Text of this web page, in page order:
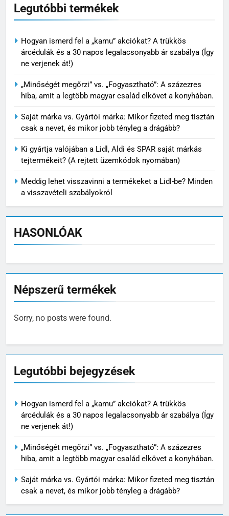
Legutóbbi termékek
Hogyan ismerd fel a „kamu” akciókat? A trükkös
árcédulák és a 30 napos legalacsonyabb ár szabálya (Így
ne verjenek át!)
„Minőségét megőrzi” vs. „Fogyasztható”: A százezres
hiba, amit a legtöbb magyar család elkövet a konyhában.
Saját márka vs. Gyártói márka: Mikor fizeted meg tisztán
csak a nevet, és mikor jobb tényleg a drágább?
Ki gyártja valójában a Lidl, Aldi és SPAR saját márkás
tejtermékeit? (A rejtett üzemkódok nyomában)
Meddig lehet visszavinni a termékeket a Lidl-be? Minden
a visszavételi szabályokról
HASONLÓAK
Népszerű termékek
Sorry, no posts were found.
Legutóbbi bejegyzések
Hogyan ismerd fel a „kamu” akciókat? A trükkös
árcédulák és a 30 napos legalacsonyabb ár szabálya (Így
ne verjenek át!)
„Minőségét megőrzi” vs. „Fogyasztható”: A százezres
hiba, amit a legtöbb magyar család elkövet a konyhában.
Saját márka vs. Gyártói márka: Mikor fizeted meg tisztán
csak a nevet, és mikor jobb tényleg a drágább?